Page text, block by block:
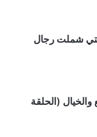
شملت رجال
والخيال (الحلقة